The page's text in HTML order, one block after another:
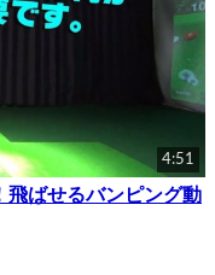
4:51
飛ばせるバンピング動